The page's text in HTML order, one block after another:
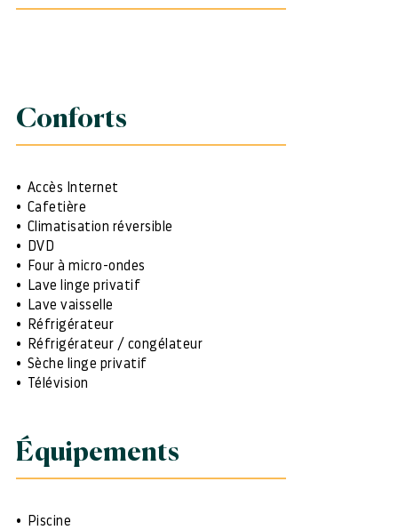
Conforts
Accès Internet
Cafetière
Climatisation réversible
DVD
Four à micro-ondes
Lave linge privatif
Lave vaisselle
Réfrigérateur
Réfrigérateur / congélateur
Sèche linge privatif
Télévision
Équipements
Piscine